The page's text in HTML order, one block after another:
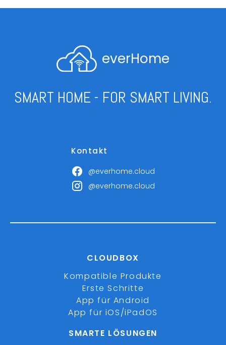
everHome
SMART HOME - FOR SMART LIVING.
Kontakt
@everhome.cloud
@everhome.cloud
CLOUDBOX
Kompatible Produkte
Erste Schritte
App für Android
App für iOS/iPadOS
SMARTE LÖSUNGEN